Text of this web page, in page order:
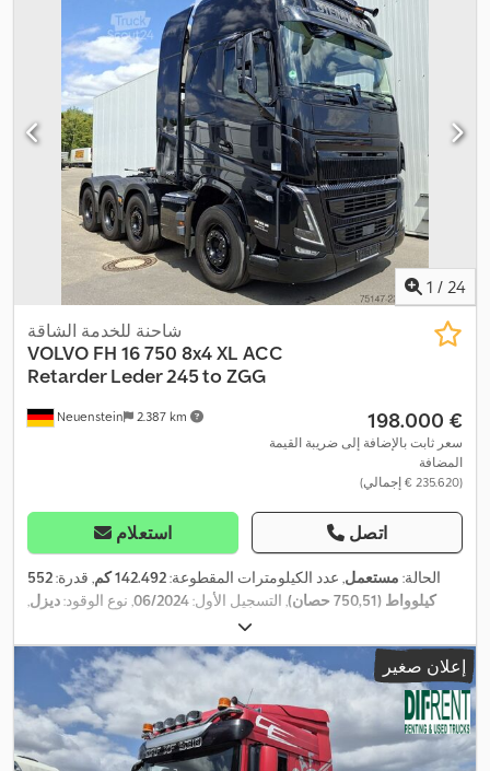
1 / 24
Neuenstein 2.387 km
شاحنة للخدمة الشاقة
VOLVO FH 16 750 8x4 XL ACC
Retarder Leder 245 to ZGG
‏198.000 €
سعر ثابت بالإضافة إلى ضريبة القيمة
المضافة
(‏235.620 € إجمالي)
استعلام اتصل
الحالة: مستعمل, عدد الكيلومترات المقطوعة:142.492 كم , قدرة:552
كيلوواط (750,51 حصان)
, التسجيل الأول:06/2024, نوع الوقود:ديزل,
, تكوين المحور:
لون:أسود, نوع التروس:تلقائي, معدات:تكييف الهواء, سخان التدفئة أثناء
التوقف, مرشح السخام, نظام الفرامل المانعة للانغلاق (ABS), نظام
الملاحة,
إعلان صغير